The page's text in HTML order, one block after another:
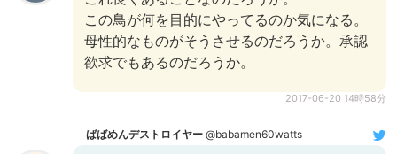
この鳥が何を目的にやってるのか気になる。
母性的なものがそうさせるのだろうか。承認
欲求でもあるのだろうか。
2017-06-20 14時58分
ばばめんデストロイヤー @babamen60watts